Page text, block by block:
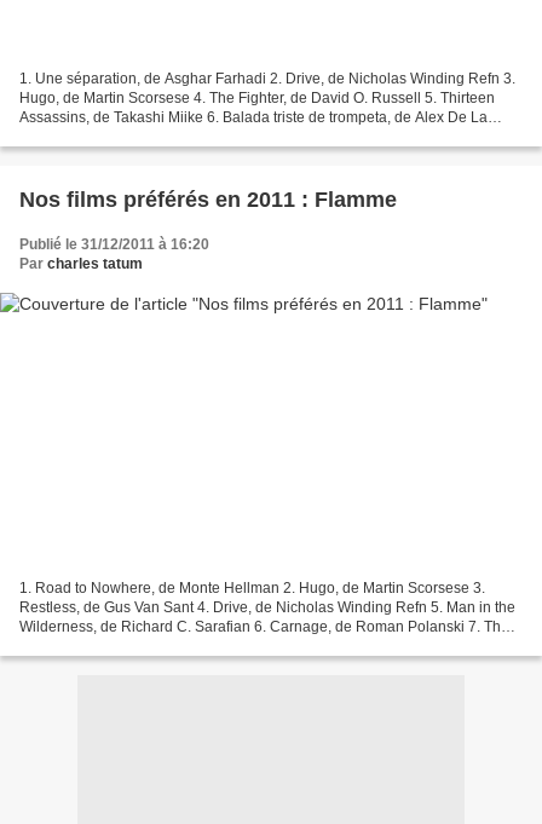
1. Une séparation, de Asghar Farhadi 2. Drive, de Nicholas Winding Refn 3.
Hugo, de Martin Scorsese 4. The Fighter, de David O. Russell 5. Thirteen
Assassins, de Takashi Miike 6. Balada triste de trompeta, de Alex De La
Nos films préférés en 2011 : Flamme
Publié le 31/12/2011 à 16:20
Par charles tatum
1. Road to Nowhere, de Monte Hellman 2. Hugo, de Martin Scorsese 3.
Restless, de Gus Van Sant 4. Drive, de Nicholas Winding Refn 5. Man in the
Wilderness, de Richard C. Sarafian 6. Carnage, de Roman Polanski 7. The